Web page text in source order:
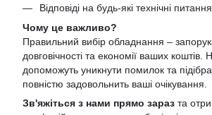
Відповіді на будь-які технічні питання.
Чому це важливо?
Правильний вибір обладнання –
довговічності та економії ваших коштів.
допоможуть уникнути помилок та
повністю задовольнить ваші очікування.
Зв'яжіться з нами прямо зараз та